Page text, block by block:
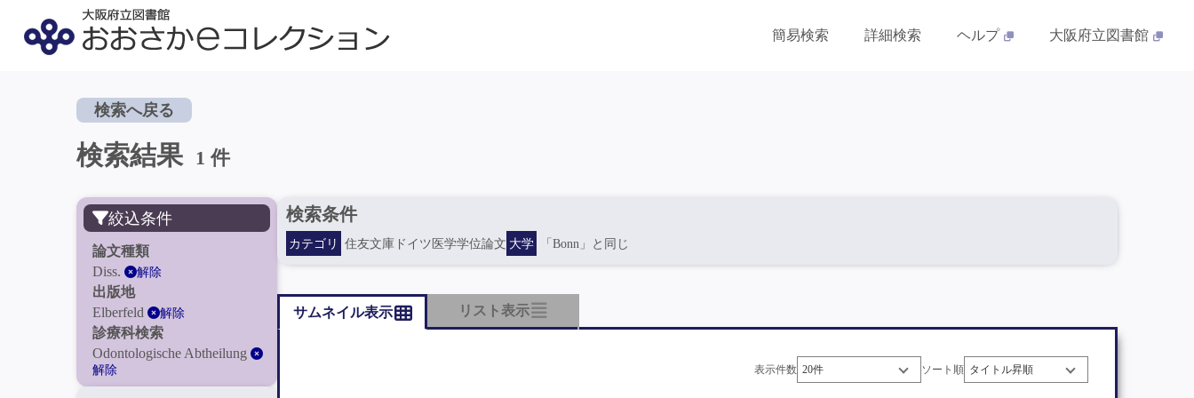
簡易検索 詳細検索 ヘルプ 大阪府立図書館
検索へ戻る
検索結果 1 件
絞込条件
論文種類
Diss.
解除
出版地
Elberfeld
解除
診療科検索
Odontologische Abtheilung
解除
検索条件
カテゴリ 住友文庫ドイツ医学学位論文 大学 「Bonn」と同じ
サムネイル表示 リスト表示
表示件数 ソート順